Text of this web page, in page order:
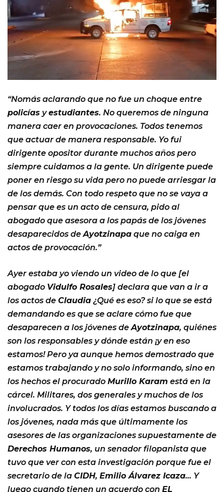
“Nomás aclarando que no fue un choque entre
policías yestudiantes. No queremos de ninguna
manera caer en provocaciones. Todos tenemos
que actuar de manera responsable. Yo fui
dirigente opositor durante muchos años pero
siempre cuidamos a la gente. Un dirigente puede
poner en riesgo su vida pero no puede arriesgar la
de los demás. Con todo respeto que no se vaya a
pensar que es un acto de censura, pido al
abogado que asesora a los papás de los jóvenes
desaparecidos deAyotzinapa que no caiga en
actos de provocación.”
Ayer estaba yo viendo un video de lo que [el
abogado Vidulfo Rosales] declara que van a ir a
los actos de Claudia ¿Qué es eso? si lo que se está
demandando es que se aclare cómo fue que
desaparecen a los jóvenes deAyotzinapa, quiénes
son los responsables y dónde están ¡y en eso
estamos! Pero ya aunque hemos demostrado que
estamos trabajando y no solo informando, sino en
los hechos el procurado Murillo Karam está en la
cárcel. Militares, dos generales y muchos de los
involucrados. Y todos los días estamos buscando a
los jóvenes, nada más que últimamente los
asesores de las organizaciones supuestamente de
Derechos Humanos, un senador filopanista que
tuvo que ver con esta investigación porque fue el
secretario de la CIDH, Emilio Álvarez Icaza… Y
luego cuando tienen un acuerdo con EL